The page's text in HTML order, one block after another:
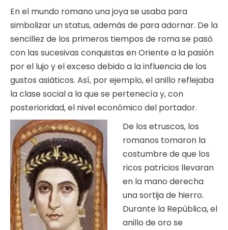
En el mundo romano una joya se usaba para
simbolizar un status, además de para adornar. De la
sencillez de los primeros tiempos de roma se pasó
con las sucesivas conquistas en Oriente a la pasión
por el lujo y el exceso debido a la influencia de los
gustos asiáticos. Así, por ejemplo, el anillo reflejaba
la clase social a la que se pertenecía y, con
posterioridad, el nivel económico del portador.
De los etruscos, los
romanos tomaron la
costumbre de que los
ricos patricios llevaran
en la mano derecha
una sortija de hierro.
Durante la República, el
anillo de oro se